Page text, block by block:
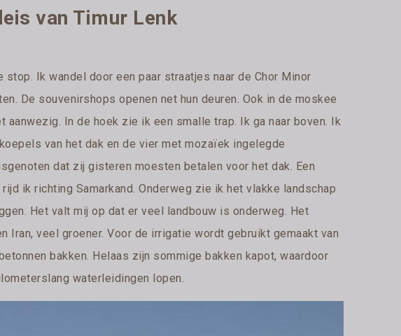
van Timur Lenk
stop. Ik wandel door een paar straatjes naar de Chor Minor
De souvenirshops openen net hun deuren. Ook in de moskee
In de hoek zie ik een smalle trap. Ik ga naar boven. Ik
van het dak en de vier met mozaïek ingelegde
dat zij gisteren moesten betalen voor het dak. Een
ik richting Samarkand. Onderweg zie ik het vlakke landschap
Het valt mij op dat er veel landbouw is onderweg. Het
Iran, veel groener. Voor de irrigatie wordt gebruikt gemaakt van
bakken. Helaas zijn sommige bakken kapot, waardoor
waterleidingen lopen.